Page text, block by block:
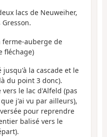
lacs de Neuweiher,
ferme-auberge de
fléchage)
la cascade et le
du point 3 donc).
le lac d'Alfeld (pas
j'ai vu par ailleurs),
pour reprendre
balisé vers le